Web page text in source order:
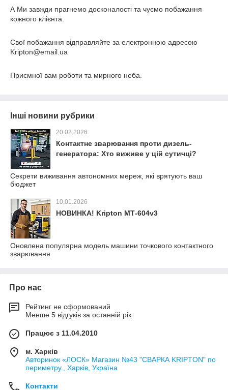
А Ми завжди прагнемо досконалості та чуємо побажання
кожного клієнта.
Свої побажання відправляйте за електронною адресою
Kripton@email.ua
Приємної вам роботи та мирного неба.
Інші новини рубрики
20.02.2026
Контактне зварювання проти дизель-
генератора: Хто виживе у цій сутичці?
Секрети виживання автономних мереж, які врятують ваш
бюджет
10.01.2026
НОВИНКА! Kripton МТ-604v3
Оновлена популярна модель машини точкового контактного
зварювання
Про нас
Рейтинг не сформований
Менше 5 відгуків за останній рік
Працює з 11.04.2010
м. Харків
Авторинок «ЛОСК» Магазин №43 "СВАРКА KRIPTON" по
периметру., Харків, Україна
Контакти